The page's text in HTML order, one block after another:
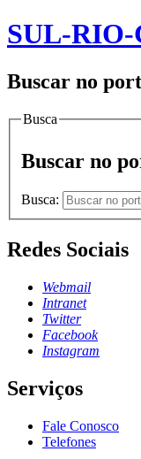
SUL-RIO-
Buscar no
Busca
Buscar no
Busca:
Redes Sociais
Webmail
Intranet
Twitter
Facebook
Instagram
Serviços
Fale Conosco
Telefones